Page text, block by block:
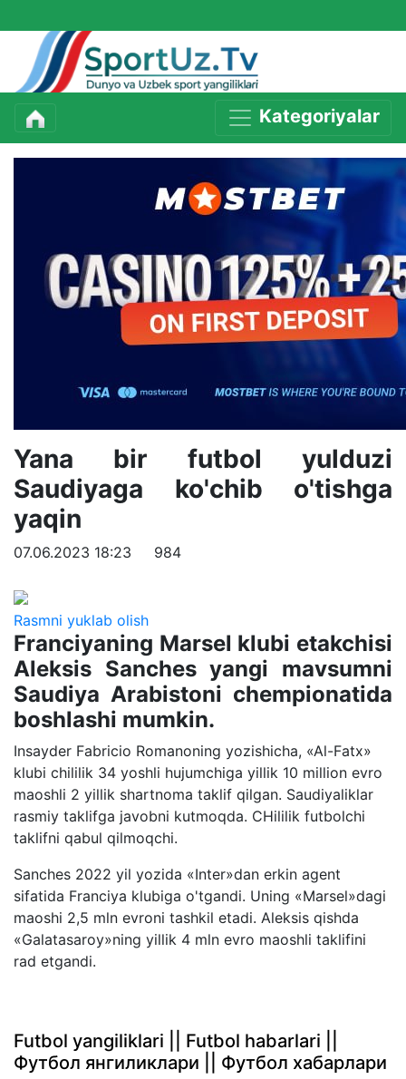
Kategoriyalar
Yana bir futbol yulduzi
Saudiyaga ko'chib o'tishga
yaqin
07.06.2023 18:23 984
Rasmni yuklab olish
Franciyaning Marsel klubi etakchisi
Aleksis Sanches yangi mavsumni
Saudiya Arabistoni chempionatida
boshlashi mumkin.
Insayder Fabricio Romanoning yozishicha, «Al-Fatx»
klubi chililik 34 yoshli hujumchiga yillik 10 million evro
maoshli 2 yillik shartnoma taklif qilgan. Saudiyaliklar
rasmiy taklifga javobni kutmoqda. CHililik futbolchi
taklifni qabul qilmoqchi.
Sanches 2022 yil yozida «Inter»dan erkin agent
sifatida Franciya klubiga o'tgandi. Uning «Marsel»dagi
maoshi 2,5 mln evroni tashkil etadi. Aleksis qishda
«Galatasaroy»ning yillik 4 mln evro maoshli taklifini
rad etgandi.
Futbol yangiliklari || Futbol habarlari ||
Футбол янгиликлари || Футбол хабарлари